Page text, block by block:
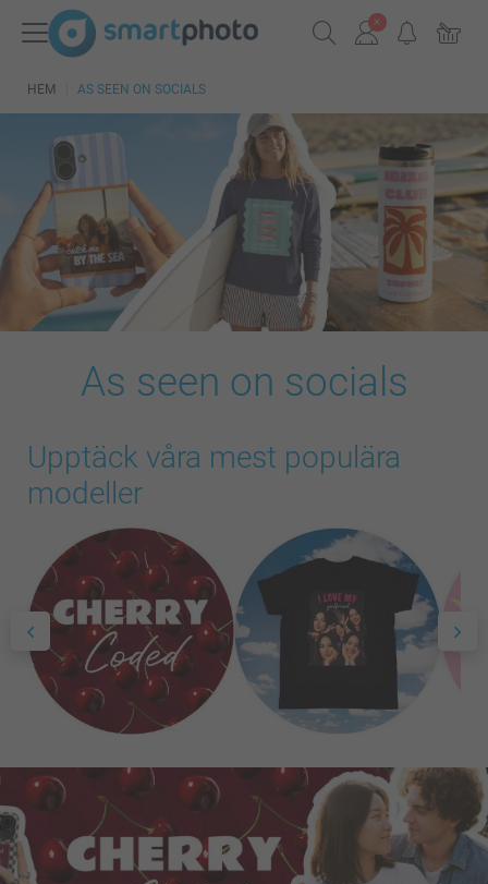
HEM AS SEEN ON SOCIALS
As seen on socials
Upptäck våra mest populära
modeller